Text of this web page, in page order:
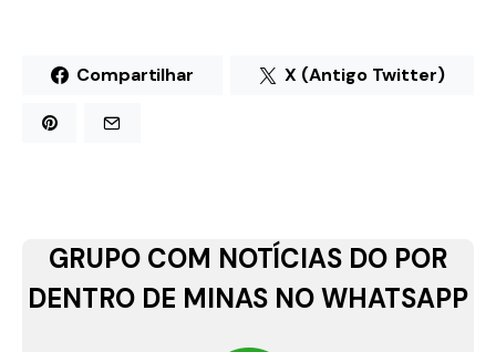
Compartilhar X (Antigo Twitter)
GRUPO COM NOTÍCIAS DO POR
DENTRO DE MINAS NO WHATSAPP